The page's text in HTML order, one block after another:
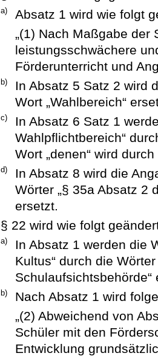
a)
Absatz 1 wird wie folgt
„(1) Nach Maßgabe der
leistungsschwächere
Förderunterricht und
b)
In Absatz 5 Satz 2 wird
Wort „Wahlbereich“
c)
In Absatz 6 Satz 1
Wahlpflichtbereich“
Wort „denen“ wird
d)
In Absatz 8 wird die
Wörter „§ 35a Absatz 2
ersetzt.
§ 22 wird wie folgt
a)
In Absatz 1 werden die
Kultus“ durch die
Schulaufsichtsbehörde“
b)
Nach Absatz 1 wird
„(2) Abweichend von
Schüler mit den
Entwicklung